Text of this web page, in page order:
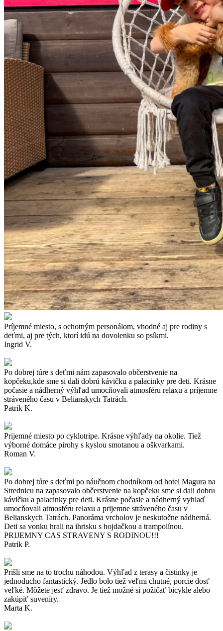
Príjemné miesto, s ochotným personálom, vhodné aj pre rodiny s
deťmi, aj pre tých, ktorí idú na dovolenku so psíkmi.
Ingrid V.
Po dobrej túre s deťmi nám zapasovalo občerstvenie na
kopčeku,kde sme si dali dobrú kávičku a palacinky pre deti. Krásne
počasie a nádherný výhľad umocňovali atmosféru relaxu a príjemne
stráveného času v Belianskych Tatrách.
Patrik K.
Prijemné miesto po cyklotripe. Krásne výhľady na okolie. Tiež
výborné domáce pirohy s kyslou smotanou a oškvarkami.
Roman V.
Po dobrej túre s deťmi po náučnom chodníkom od hotel Magura na
Strednicu na zapasovalo občerstvenie na kopčeku sme si dali dobru
kávičku a palacinky pre deti. Krásne počasie a nádherný vyhlaď
umocňovali atmosféru relaxu a prijemne stráveného času v
Belianskych Tatrách. Panoráma vrcholov je neskutočne nádherná.
Deti sa vonku hrali na ihrisku s hojdačkou a trampolínou.
PRIJEMNY CAS STRAVENY S RODINOU!!!
Patrik P.
Prišli sme na to trochu náhodou. Výhľad z terasy a čistinky je
jednoducho fantastický. Jedlo bolo tiež veľmi chutné, porcie dosť
veľké. Môžete jesť zdravo. Je tiež možné si požičať bicykle alebo
zakúpiť suveníry.
Marta K.